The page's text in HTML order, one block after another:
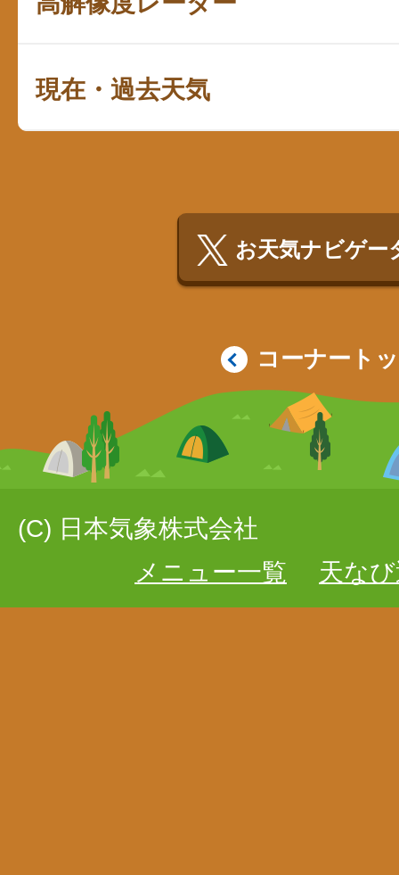
現在・過去天気
お天気ナビゲー
コーナート
(C) 日本気象株式会社
メニュー一覧
天な